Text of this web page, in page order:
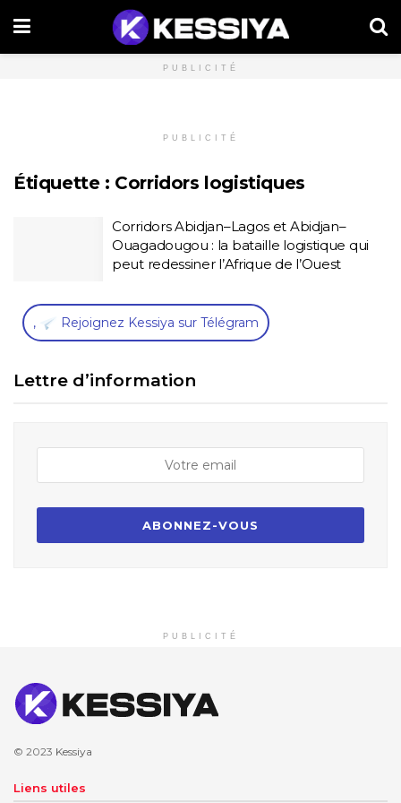
PUBLICITÉ
PUBLICITÉ
Étiquette : Corridors logistiques
Corridors Abidjan–Lagos et Abidjan–
Ouagadougou : la bataille logistique qui
peut redessiner l’Afrique de l’Ouest
, Rejoignez Kessiya sur Télégram
Lettre d’information
PUBLICITÉ
© 2023 Kessiya
Liens utiles